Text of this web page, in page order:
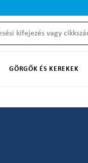
GÖRGŐK ÉS KEREKEK